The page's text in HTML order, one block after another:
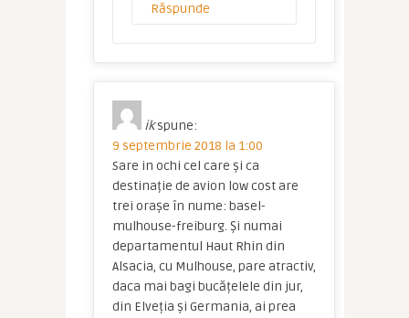
Răspunde
ik spune:
9 septembrie 2018 la 1:00
Sare in ochi cel care și ca
destinație de avion low cost are
trei orașe în nume: basel-
mulhouse-freiburg. Și numai
departamentul Haut Rhin din
Alsacia, cu Mulhouse, pare atractiv,
daca mai bagi bucățelele din jur,
din Elveția și Germania, ai prea